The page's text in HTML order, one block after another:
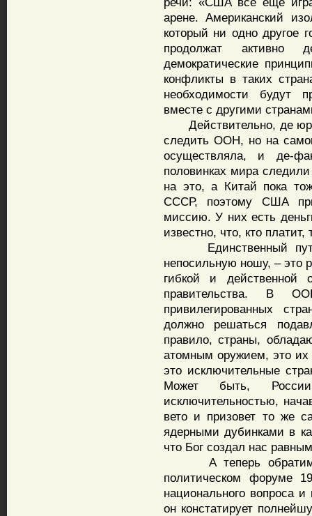
арене. Американский
который ни одно другое
продолжат активно
демократические
конфликты в таких
необходимости будут
вместе с другими
Действительно, де
следить ООН, но на
осуществляла, и де-
половинках мира
на это, а Китай пока
СССР, поэтому США
миссию. У них есть
известно, что, кто
Единственный путь
непосильную ношу, – это
гибкой и действенной
правительства. В
привилегированных
должно решаться
правило, страны,
атомным оружием, это их
это исключительные
Может быть,
исключительностью,
вето и призовет то же
ядерными дубинками в
что Бог создал нас
А теперь
политическом форуме
национального вопроса
он констатирует